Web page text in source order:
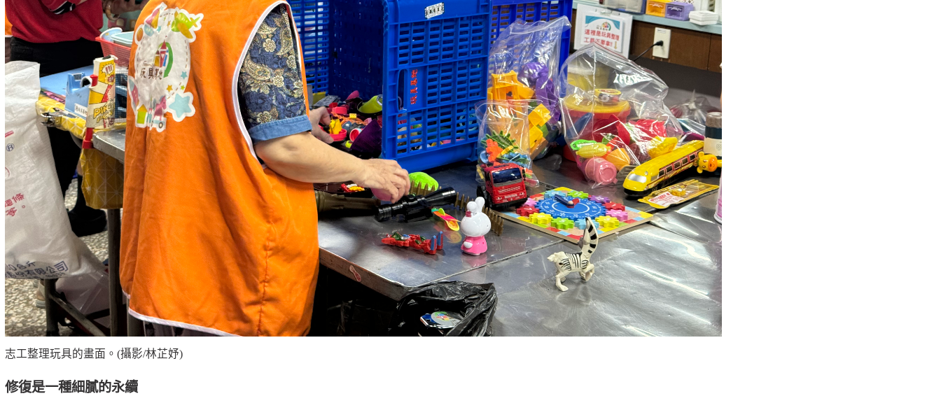
志工整理玩具的畫面。(攝影/林芷妤)
修復是一種細膩的永續